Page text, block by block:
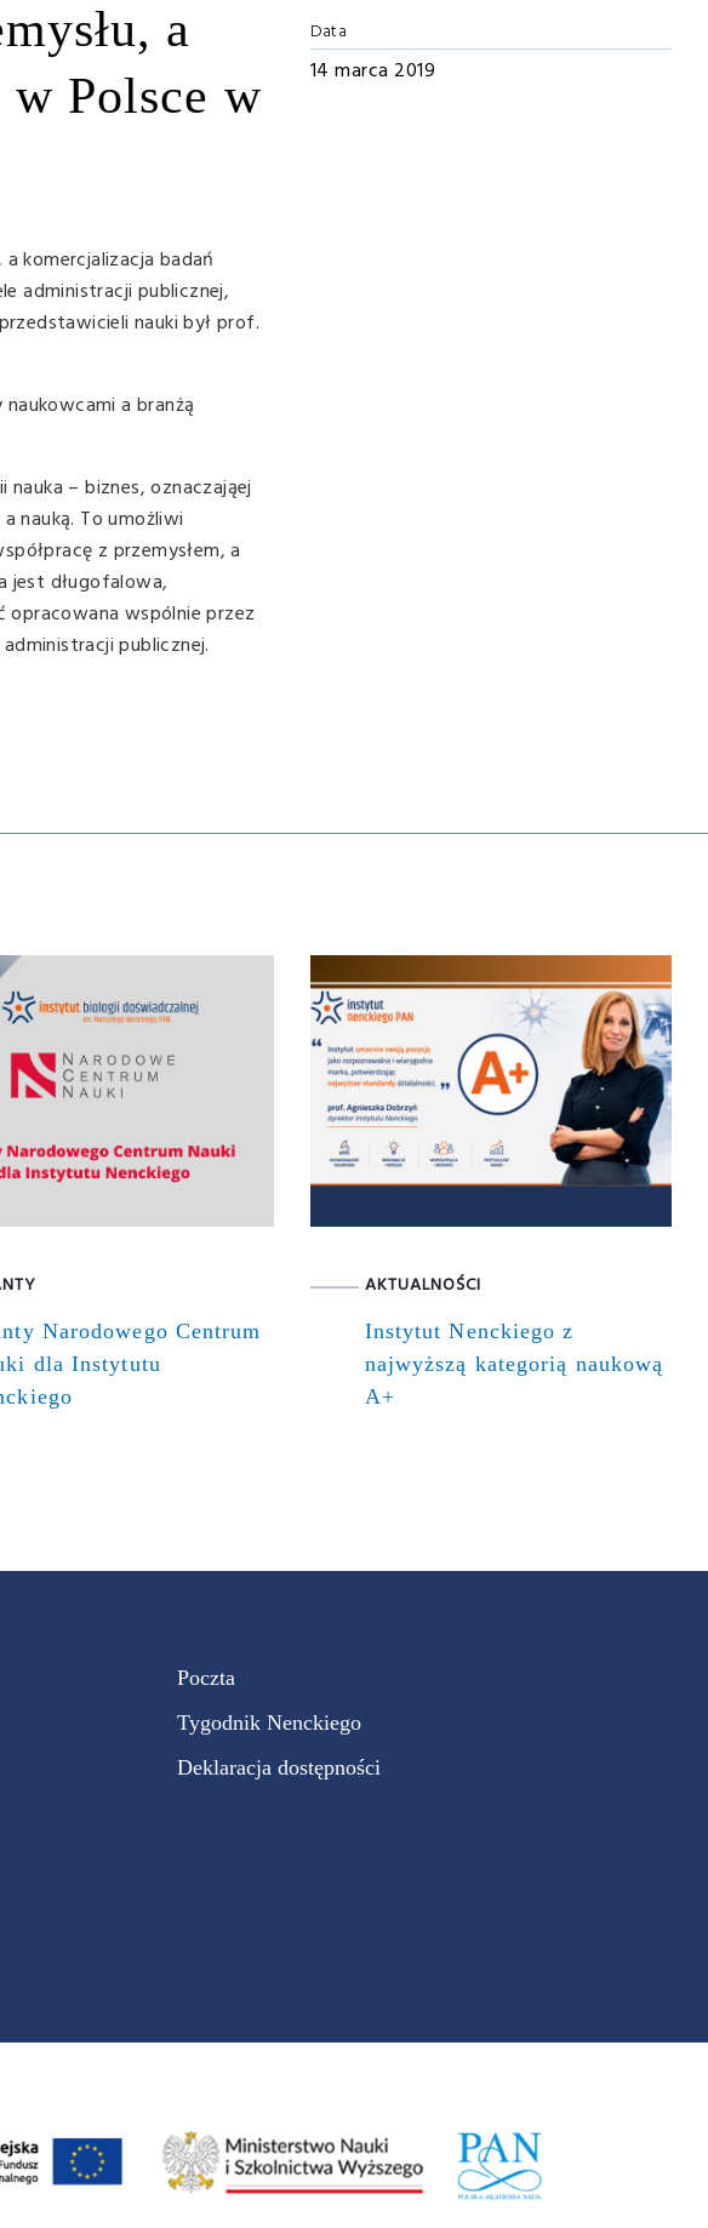
a
Polsce w
komercjalizacja badań
administracji publicznej,
nauki był prof.
a branżą
– biznes, oznaczająej
nauką. To umożliwi
z przemysłem, a
jest długofalowa,
wspólnie przez
publicznej.
Data
14 marca 2019
Narodowego Centrum
dla Instytutu
AKTUALNOŚCI
Instytut Nenckiego z
najwyższą kategorią naukową
A+
Poczta
Tygodnik Nenckiego
Deklaracja dostępności